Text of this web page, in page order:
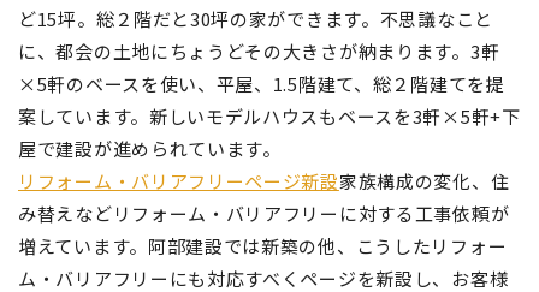
ど15坪。総２階だと30坪の家ができます。不思議なこと
に、都会の土地にちょうどその大きさが納まります。3軒
×5軒のベースを使い、平屋、1.5階建て、総２階建てを提
案しています。新しいモデルハウスもベースを3軒×5軒+下
屋で建設が進められています。
リフォーム・バリアフリーページ新設家族構成の変化、住
み替えなどリフォーム・バリアフリーに対する工事依頼が
増えています。阿部建設では新築の他、こうしたリフォー
ム・バリアフリーにも対応すべくページを新設し、お客様